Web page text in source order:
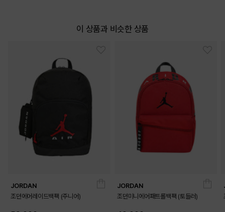
이 상품과 비슷한 상품
JORDAN
조던에어레이드백팩 (주니어)
JORDAN
조던미니에어패트롤백팩 (토들러)